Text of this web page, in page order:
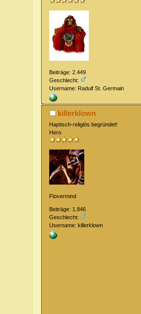
Beiträge: 2.449
Geschlecht:
Username: Radulf St. Germain
killerklown
Haptisch-religiös begründet!
Hero
Flovermind
Beiträge: 1.846
Geschlecht:
Username: killerklown